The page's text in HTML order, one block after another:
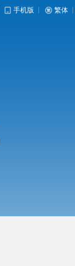
手机版 繁体